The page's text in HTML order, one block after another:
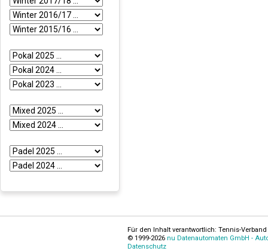
Für den Inhalt verantwortlich: Tennis-
© 1999-2026 nu Datenautomaten GmbH -
Datenschutz